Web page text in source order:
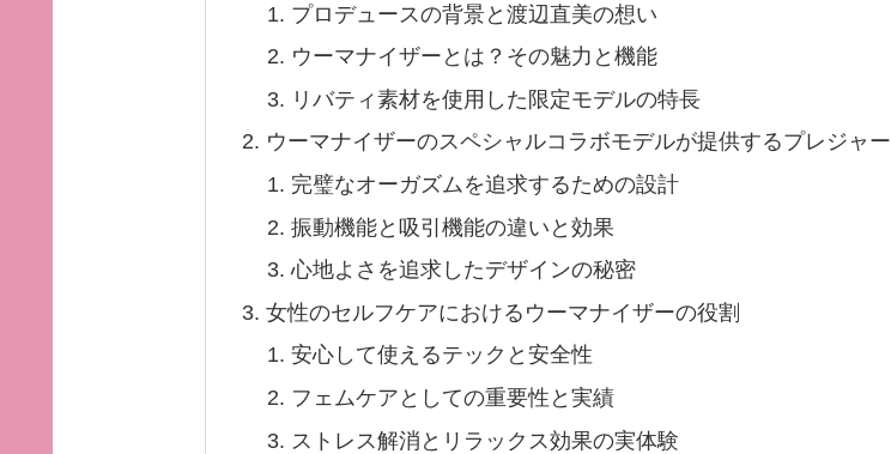
プロデュースの背景と渡辺直美の想い
ウーマナイザーとは？その魅力と機能
リバティ素材を使用した限定モデルの特長
ウーマナイザーのスペシャルコラボモデルが提供するプレジャー
完璧なオーガズムを追求するための設計
振動機能と吸引機能の違いと効果
心地よさを追求したデザインの秘密
女性のセルフケアにおけるウーマナイザーの役割
安心して使えるテックと安全性
フェムケアとしての重要性と実績
ストレス解消とリラックス効果の実体験